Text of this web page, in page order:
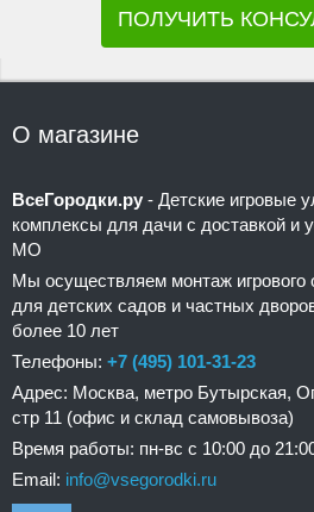
ПОЛУЧИТЬ
О магазине
ВсеГородки.ру - Детские игровые
комплексы для дачи с доставкой и
МО
Мы осуществляем монтаж игрового
для детских садов и частных
более 10 лет
Телефоны: +7 (495) 101-31-23
Адрес: Москва, метро Бутырская,
стр 11 (офис и склад самовывоза)
Время работы: пн-вс с 10:00 до
Email: info@vsegorodki.ru